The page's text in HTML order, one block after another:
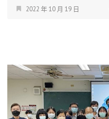
2022 年 10 月 19 日